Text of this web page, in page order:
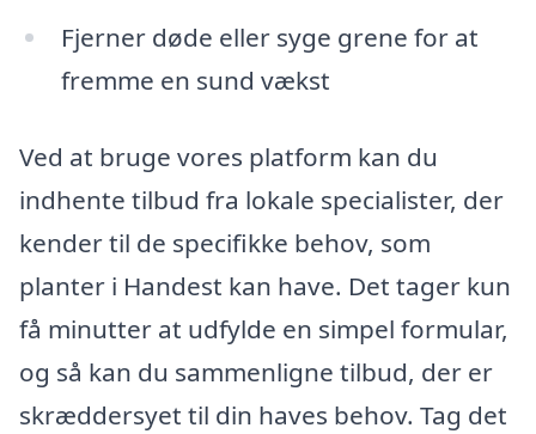
Fjerner døde eller syge grene for at
fremme en sund vækst
Ved at bruge vores platform kan du
indhente tilbud fra lokale specialister, der
kender til de specifikke behov, som
planter i Handest kan have. Det tager kun
få minutter at udfylde en simpel formular,
og så kan du sammenligne tilbud, der er
skræddersyet til din haves behov. Tag det